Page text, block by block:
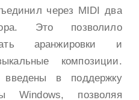
через MIDI два
Это позволило
аранжировки и
композиции.
в поддержку
Windows, позволяя